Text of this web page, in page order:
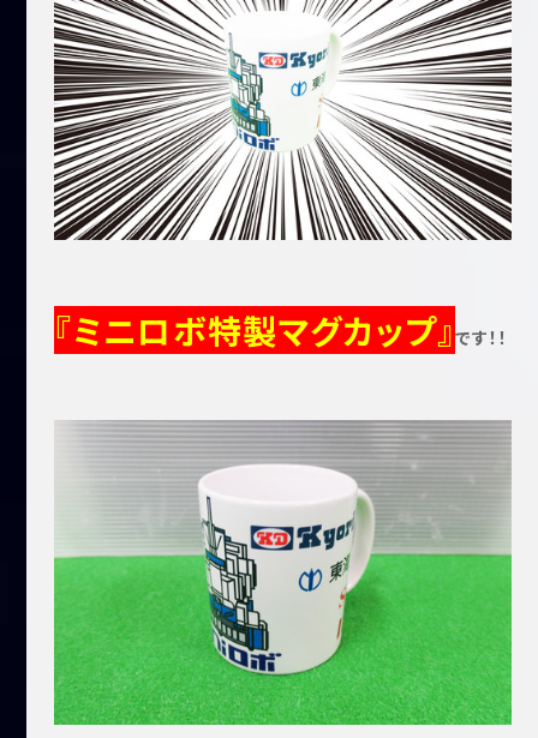
『ミニロボ特製マグカップ』です！！